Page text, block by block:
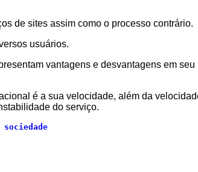
de sites assim como o processo contrário.
usuários.
vantagens e desvantagens em
é a sua velocidade, além da
do serviço.